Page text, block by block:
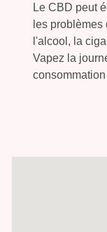
Le CBD peut
les
l'alcool, la
Vapez la